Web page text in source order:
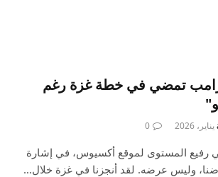
تمضي في خطة غزة رغم
0
رفيع المستوى لموقع أكسيوس، في إشارة
وليس عرضه. لقد أنجزنا في غزة خلال…